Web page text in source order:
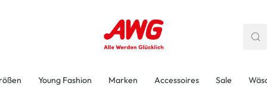
Young Fashion Marken Accessoires Sale